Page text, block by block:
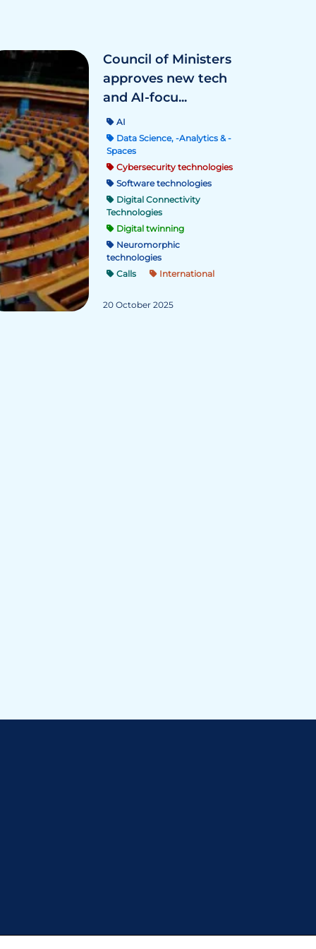
Council of Ministers
approves new tech
and AI-focu...
AI
Data Science, -Analytics & -
Spaces
Cybersecurity technologies
Software technologies
Digital Connectivity
Technologies
Digital twinning
Neuromorphic
technologies
Calls
International
20 October 2025